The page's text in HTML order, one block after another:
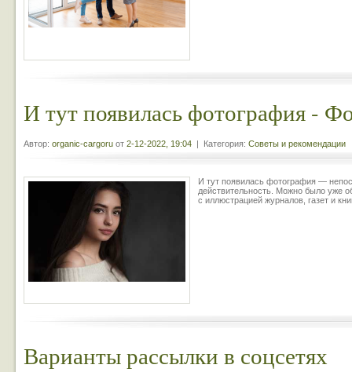
И тут появилась фотография -
Автор: organic-cargoru от 2-12-2022, 19:04 | Категория: Советы и рекомендации
И тут появилась фотография —
действительность. Можно было уже
с иллюстрацией журналов, газет и
Варианты рассылки в соцсетях